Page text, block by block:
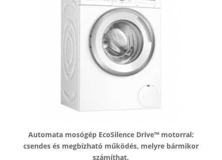
Automata mosógép EcoSilence Drive™ motorral:
csendes és megbízható működés, melyre bármikor
számíthat.